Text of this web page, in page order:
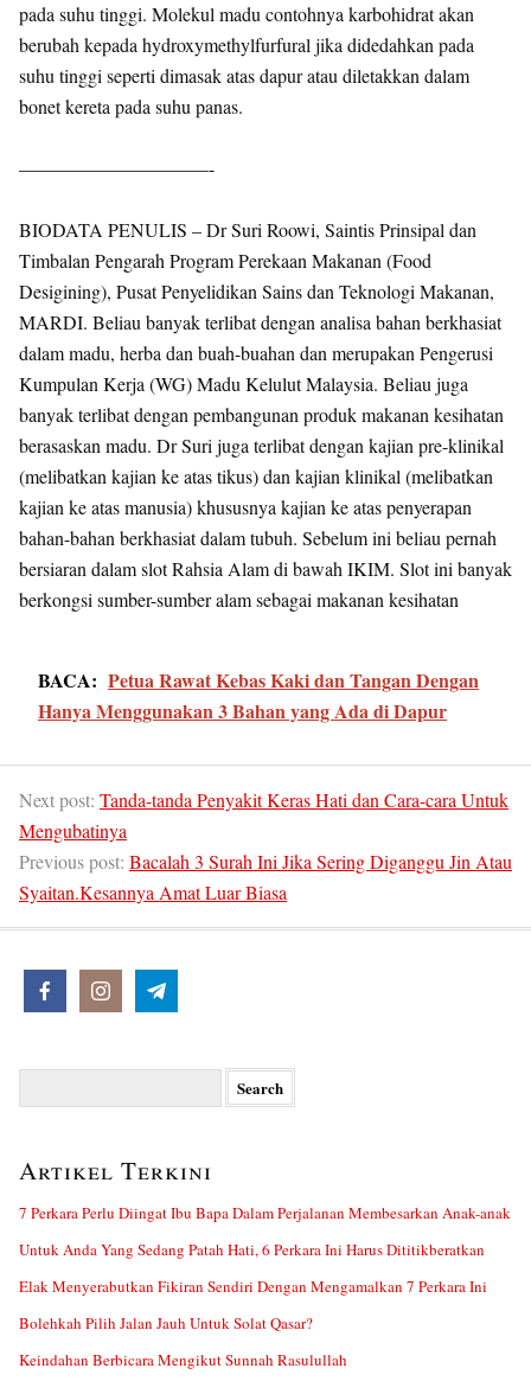
pada suhu tinggi. Molekul madu contohnya karbohidrat akan
berubah kepada hydroxymethylfurfural jika didedahkan pada
suhu tinggi seperti dimasak atas dapur atau diletakkan dalam
bonet kereta pada suhu panas.
——————————-
BIODATA PENULIS – Dr Suri Roowi, Saintis Prinsipal dan
Timbalan Pengarah Program Perekaan Makanan (Food
Desigining), Pusat Penyelidikan Sains dan Teknologi Makanan,
MARDI. Beliau banyak terlibat dengan analisa bahan berkhasiat
dalam madu, herba dan buah-buahan dan merupakan Pengerusi
Kumpulan Kerja (WG) Madu Kelulut Malaysia. Beliau juga
banyak terlibat dengan pembangunan produk makanan kesihatan
berasaskan madu. Dr Suri juga terlibat dengan kajian pre-klinikal
(melibatkan kajian ke atas tikus) dan kajian klinikal (melibatkan
kajian ke atas manusia) khususnya kajian ke atas penyerapan
bahan-bahan berkhasiat dalam tubuh. Sebelum ini beliau pernah
bersiaran dalam slot Rahsia Alam di bawah IKIM. Slot ini banyak
berkongsi sumber-sumber alam sebagai makanan kesihatan
BACA: Petua Rawat Kebas Kaki dan Tangan Dengan
Hanya Menggunakan 3 Bahan yang Ada di Dapur
Next post: Tanda-tanda Penyakit Keras Hati dan Cara-cara Untuk
Mengubatinya
Previous post: Bacalah 3 Surah Ini Jika Sering Diganggu Jin Atau
Syaitan.Kesannya Amat Luar Biasa
Artikel Terkini
7 Perkara Perlu Diingat Ibu Bapa Dalam Perjalanan Membesarkan Anak-anak
Untuk Anda Yang Sedang Patah Hati, 6 Perkara Ini Harus Dititikberatkan
Elak Menyerabutkan Fikiran Sendiri Dengan Mengamalkan 7 Perkara Ini
Bolehkah Pilih Jalan Jauh Untuk Solat Qasar?
Keindahan Berbicara Mengikut Sunnah Rasulullah